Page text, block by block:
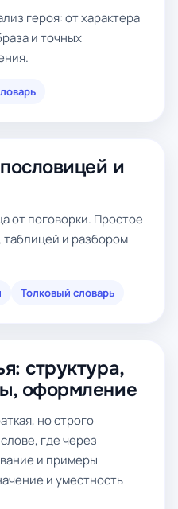
героя: от характера
и точных
и
от поговорки. Простое
и разбором
Толковый словарь
структура,
оформление
но строго
где через
и примеры
и уместность